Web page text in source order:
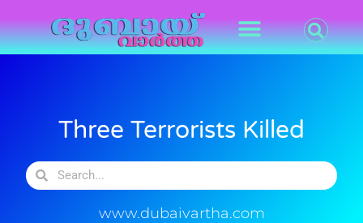
Three Terrorists Killed
www.dubaivartha.com